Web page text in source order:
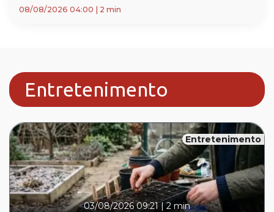
08/08/2026 04:00 2 min
Entretenimento
Entretenimento
03/08/2026 09:21|2 min